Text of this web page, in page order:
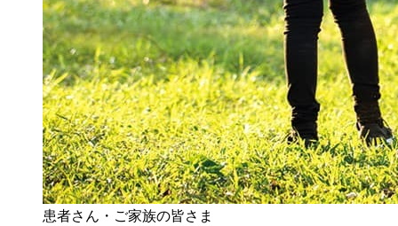
患者さん・ご家族の皆さま